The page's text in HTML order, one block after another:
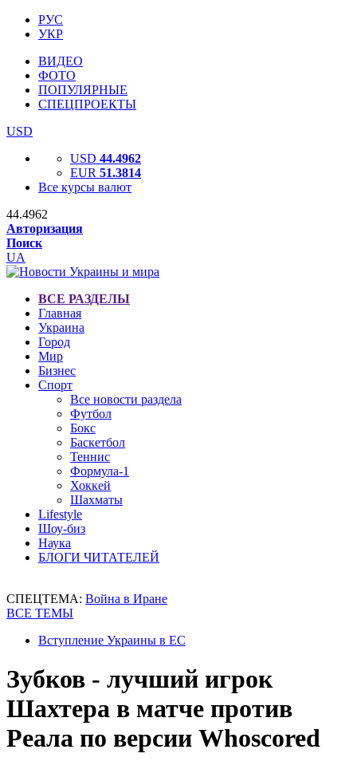
РУС
УКР
ВИДЕО
ФОТО
ПОПУЛЯРНЫЕ
СПЕЦПРОЕКТЫ
USD
USD 44.4962
EUR 51.3814
Все курсы валют
44.4962
Авторизация
Поиск
UA
ВСЕ РАЗДЕЛЫ
Главная
Украина
Город
Мир
Бизнес
Спорт
Все новости раздела
Футбол
Бокс
Баскетбол
Теннис
Формула-1
Хоккей
Шахматы
Lifestyle
Шоу-биз
Наука
БЛОГИ ЧИТАТЕЛЕЙ
СПЕЦТЕМА: Война в Иране
ВСЕ ТЕМЫ
Вступление Украины в ЕС
Зубков - лучший игрок
Шахтера в матче против
Реала по версии Whoscored